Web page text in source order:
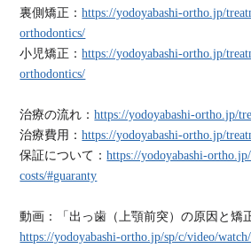
裏側矯正：https://yodoyabashi-ortho.jp/
orthodontics/
小児矯正：https://yodoyabashi-ortho.jp/
orthodontics/
治療の流れ：https://yodoyabashi-ortho.jp/
治療費用：https://yodoyabashi-ortho.jp/
保証について：https://yodoyabashi-
costs/#guaranty
動画：「出っ歯（上顎前突）の原因と矯
https://yodoyabashi-ortho.jp/sp/c/video/